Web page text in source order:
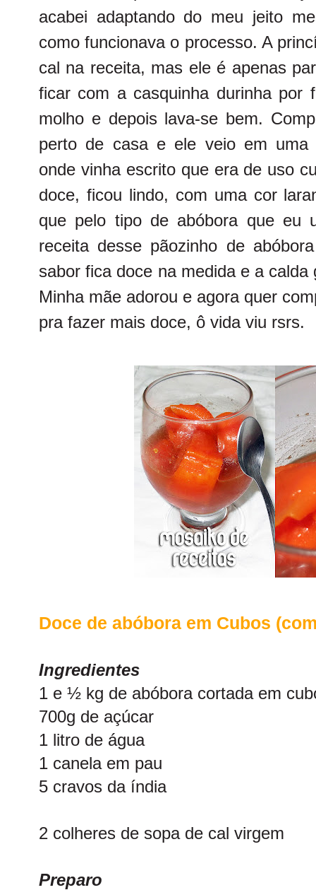
acabei adaptando do meu jeito
como funcionava o processo. A
cal na receita, mas ele é apenas
ficar com a casquinha durinha por
molho e depois lava-se bem.
perto de casa e ele veio em uma
onde vinha escrito que era de uso
doce, ficou lindo, com uma cor
que pelo tipo de abóbora que eu
receita desse pãozinho de
sabor fica doce na medida e a
Minha mãe adorou e agora quer
pra fazer mais doce, ô vida viu rsrs.
Doce de abóbora em Cubos
Ingredientes
1 e ½ kg de abóbora cortada em
700g de açúcar
1 litro de água
1 canela em pau
5 cravos da índia
2 colheres de sopa de cal virgem
Preparo